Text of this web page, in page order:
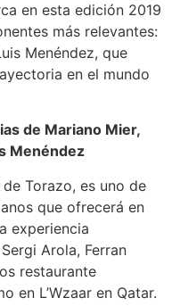
en esta edición 2019
más relevantes:
Menéndez, que
en el mundo
de Mariano Mier,
Menéndez
Torazo, es uno de
que ofrecerá en
experiencia
Arola, Ferran
restaurante
en L’Wzaar en Qatar.